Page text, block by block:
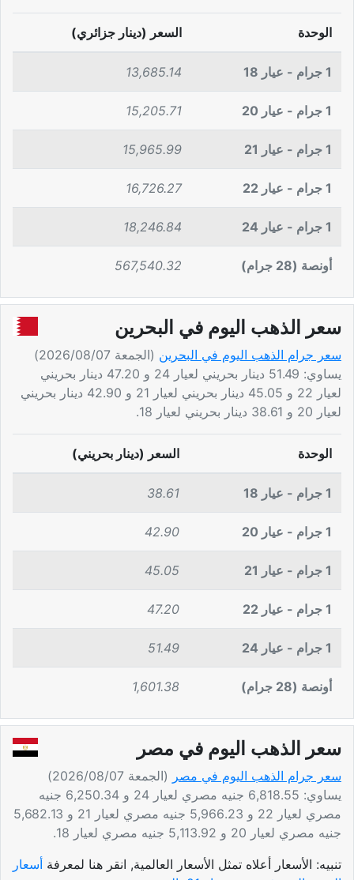
الوحدة السعر (دينار جزائري)
1 جرام - عيار 18 13,685.14
1 جرام - عيار 20 15,205.71
1 جرام - عيار 21 15,965.99
1 جرام - عيار 22 16,726.27
1 جرام - عيار 24 18,246.84
أونصة (28 جرام) 567,540.32
سعر الذهب اليوم في البحرين
سعر جرام الذهب اليوم في البحرين
(الجمعة 2026/08/07)
يساوي: 51.49 دينار بحريني لعيار 24 و 47.20 دينار بحريني
لعيار 22 و 45.05 دينار بحريني لعيار 21 و 42.90 دينار بحريني
لعيار 20 و 38.61 دينار بحريني لعيار 18.
الوحدة السعر (دينار بحريني)
1 جرام - عيار 18 38.61
1 جرام - عيار 20 42.90
1 جرام - عيار 21 45.05
1 جرام - عيار 22 47.20
1 جرام - عيار 24 51.49
أونصة (28 جرام) 1,601.38
سعر الذهب اليوم في مصر
سعر جرام الذهب اليوم في مصر
(الجمعة 2026/08/07)
يساوي: 6,818.55 جنيه مصري لعيار 24 و 6,250.34 جنيه
مصري لعيار 22 و 5,966.23 جنيه مصري لعيار 21 و 5,682.13
جنيه مصري لعيار 20 و 5,113.92 جنيه مصري لعيار 18.
تنبيه: الأسعار أعلاه تمثل الأسعار العالمية, انقر هنا لمعرفة أسعار